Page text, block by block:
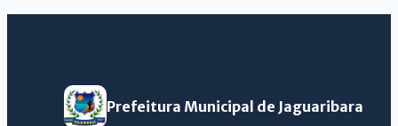
Prefeitura Municipal de Jaguaribara